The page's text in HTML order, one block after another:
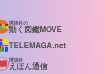
講談社の
動く図鑑MOVE
TELEMAGA.net
講談社
えほん通信